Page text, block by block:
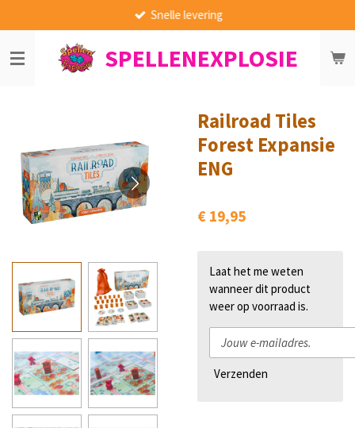
direct
naar
de
SPELLENEXPLOSIE
Snelle levering
Railroad Tiles
Forest Expansie
ENG
€ 19,95
Laat het me weten
wanneer dit product
weer op voorraad is.
Verzenden